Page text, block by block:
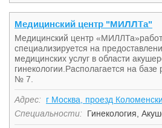
Медицинский центр "МИЛЛТа"
Медицинский центр
специализируется на
медицинских услуг в области
гинекологии.Располагается на
№ 7.
Адрес:
г Москва, проезд
Специальности:
Гинекология